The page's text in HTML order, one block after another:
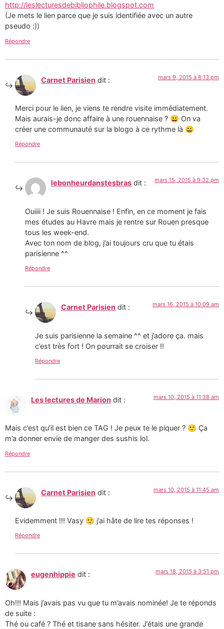
http://leslecturesdebibliophile.blogspot.com
(Je mets le lien parce que je suis identifiée avec un autre
pseudo :))
Répondre
Carnet Parisien dit : mars 9, 2015 à 8:13 pm
Merci pour le lien, je viens te rendre visite immédiatement.
Mais aurais-je donc affaire à une rouennaise ? 😀 On va
créer une communauté sur la blogo à ce rythme là 😀
Répondre
lebonheurdanstesbras dit : mars 15, 2015 à 9:32 pm
Ouiiii ! Je suis Rouennaise ! Enfin, en ce moment je fais
mes études au Havre mais je rentre sur Rouen presque
tous les week-end.
Avec ton nom de blog, j’ai toujours cru que tu étais
parisienne ^^
Répondre
Carnet Parisien dit : mars 16, 2015 à 10:09 am
Je suis parisienne la semaine ^^ et j’adore ça. mais
c’est très fort ! On pourrait se croiser !!
Répondre
Les lectures de Marion dit : mars 10, 2015 à 11:38 am
Mais c’est qu’il est bien ce TAG ! Je peux te le piquer ? 🙂 Ça
m’a donner envie de manger des sushis lol.
Répondre
Carnet Parisien dit : mars 10, 2015 à 11:45 am
Evidemment !!! Vasy 🙂 j’ai hâte de lire tes réponses !
Répondre
eugenhippie dit : mars 18, 2015 à 3:51 pm
Oh!!! Mais j’avais pas vu que tu m’avais nominée! Je te réponds
de suite :
Thé ou café ? Thé et tisane sans hésiter. J’étais une grande